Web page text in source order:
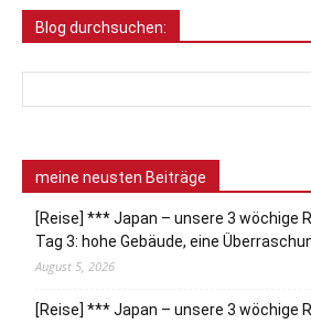
Blog durchsuchen:
meine neusten Beiträge
[Reise] *** Japan – unsere 3 wöchige
Tag 3: hohe Gebäude, eine
August 5, 2026
[Reise] *** Japan – unsere 3 wöchige